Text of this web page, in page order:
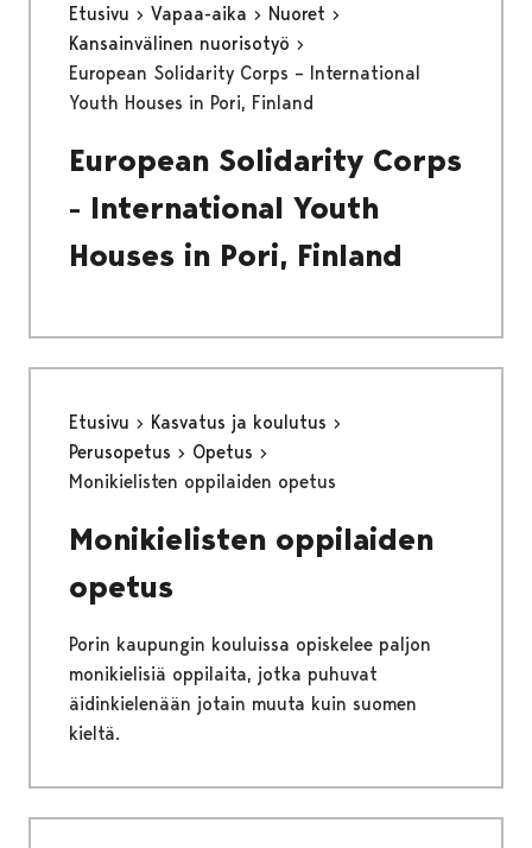
Etusivu Vapaa-aika
Nuoret
Kansainvälinen nuorisotyö
European Solidarity Corps – International
Youth Houses in Pori, Finland
European Solidarity Corps
- International Youth
Houses in Pori, Finland
Etusivu
Kasvatus ja koulutus
Perusopetus
Opetus
Monikielisten oppilaiden opetus
Monikielisten oppilaiden
opetus
Porin kaupungin kouluissa opiskelee paljon
monikielisiä oppilaita, jotka puhuvat
äidinkielenään jotain muuta kuin suomen
kieltä.